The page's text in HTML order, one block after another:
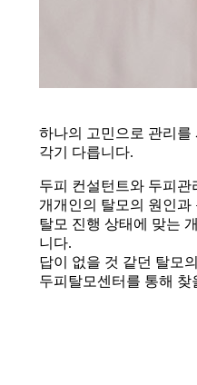
하나의 고민으로 관리
각기 다릅니다.
두피 컨설턴트와 두피관
개개인의 탈모의 원인과
탈모 진행 상태에 맞는
니다.
답이 없을 것 같던 탈모
두피탈모센터를 통해 찾